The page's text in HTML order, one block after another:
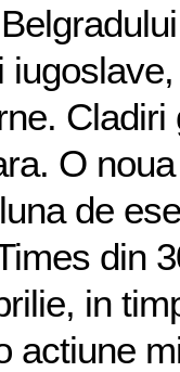
O
de
din
in
actiune